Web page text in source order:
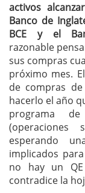
activos
Banco de
BCE y el
razonable
sus compras
próximo mes.
de compras
hacerlo el año
programa
esperando
implicados
no hay un
contradice la